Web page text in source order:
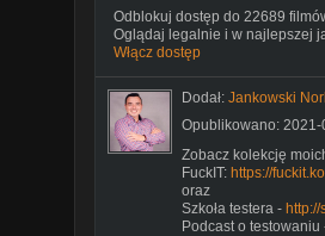
Odblokuj dostęp do 22689
Oglądaj legalnie i w najlepszej
Włącz dostęp
Dodał: Jankowski
Opublikowano: 2021-
Zobacz kolekcję
FuckIT: https://
oraz
Szkoła testera - http://
Podcast o testowaniu